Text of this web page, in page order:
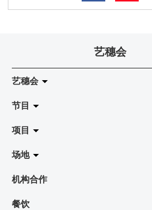
艺穗会
艺穗会
关于艺穗会
艺穗会的演化
使命与宗旨
艺穗会架构
档案库
节目
拉阔
展览
演出
活动
项目
Jazz-Go-Central, Jazz-Go-Fringe
LPL
2015-16 艺术场地资助计划
场地
陈丽玲划廊
奶库
机构合作
餐饮